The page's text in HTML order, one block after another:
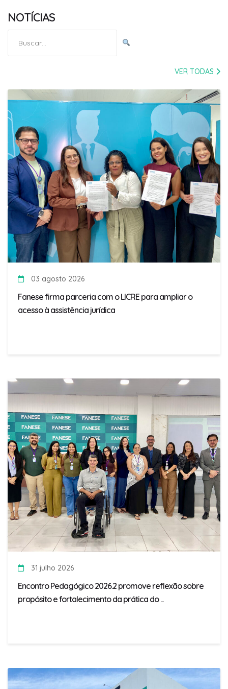
NOTÍCIAS
por:
VER TODAS
03 agosto 2026
Fanese firma parceria com o LICRE para ampliar o
acesso à assistência jurídica
31 julho 2026
Encontro Pedagógico 2026.2 promove reflexão sobre
propósito e fortalecimento da prática do ...